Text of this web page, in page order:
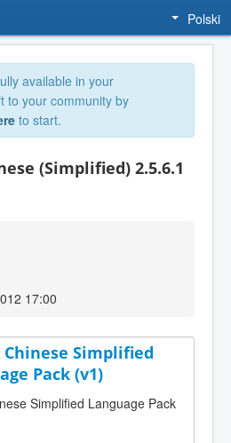
Polski
available in your
to your community by
to start.
(Simplified) 2.5.6.1
17:00
Chinese Simplified
Pack (v1)
Simplified Language Pack